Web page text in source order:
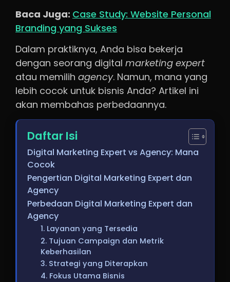
Baca Juga: Case Study: Website Personal
Branding yang Sukses
Dalam praktiknya, Anda bisa bekerja
dengan seorang digital marketing expert
atau memilih agency. Namun, mana yang
lebih cocok untuk bisnis Anda? Artikel ini
akan membahas perbedaannya.
Daftar Isi
Digital Marketing Expert vs Agency: Mana
Cocok
Pengertian Digital Marketing Expert dan
Agency
Perbedaan Digital Marketing Expert dan
Agency
1. Layanan yang Tersedia
2. Tujuan Campaign dan Metrik
Keberhasilan
3. Strategi yang Diterapkan
4. Fokus Utama Bisnis